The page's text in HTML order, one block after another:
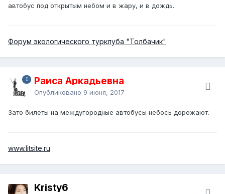
автобус под открытым небом и в жару, и в дождь.
Форум экологического турклуба "Толбачик"
Раиса Аркадьевна
Опубликовано 9 июня, 2017
Зато билеты на междугородные автобусы небось дорожают.
www.litsite.ru
Kristy6